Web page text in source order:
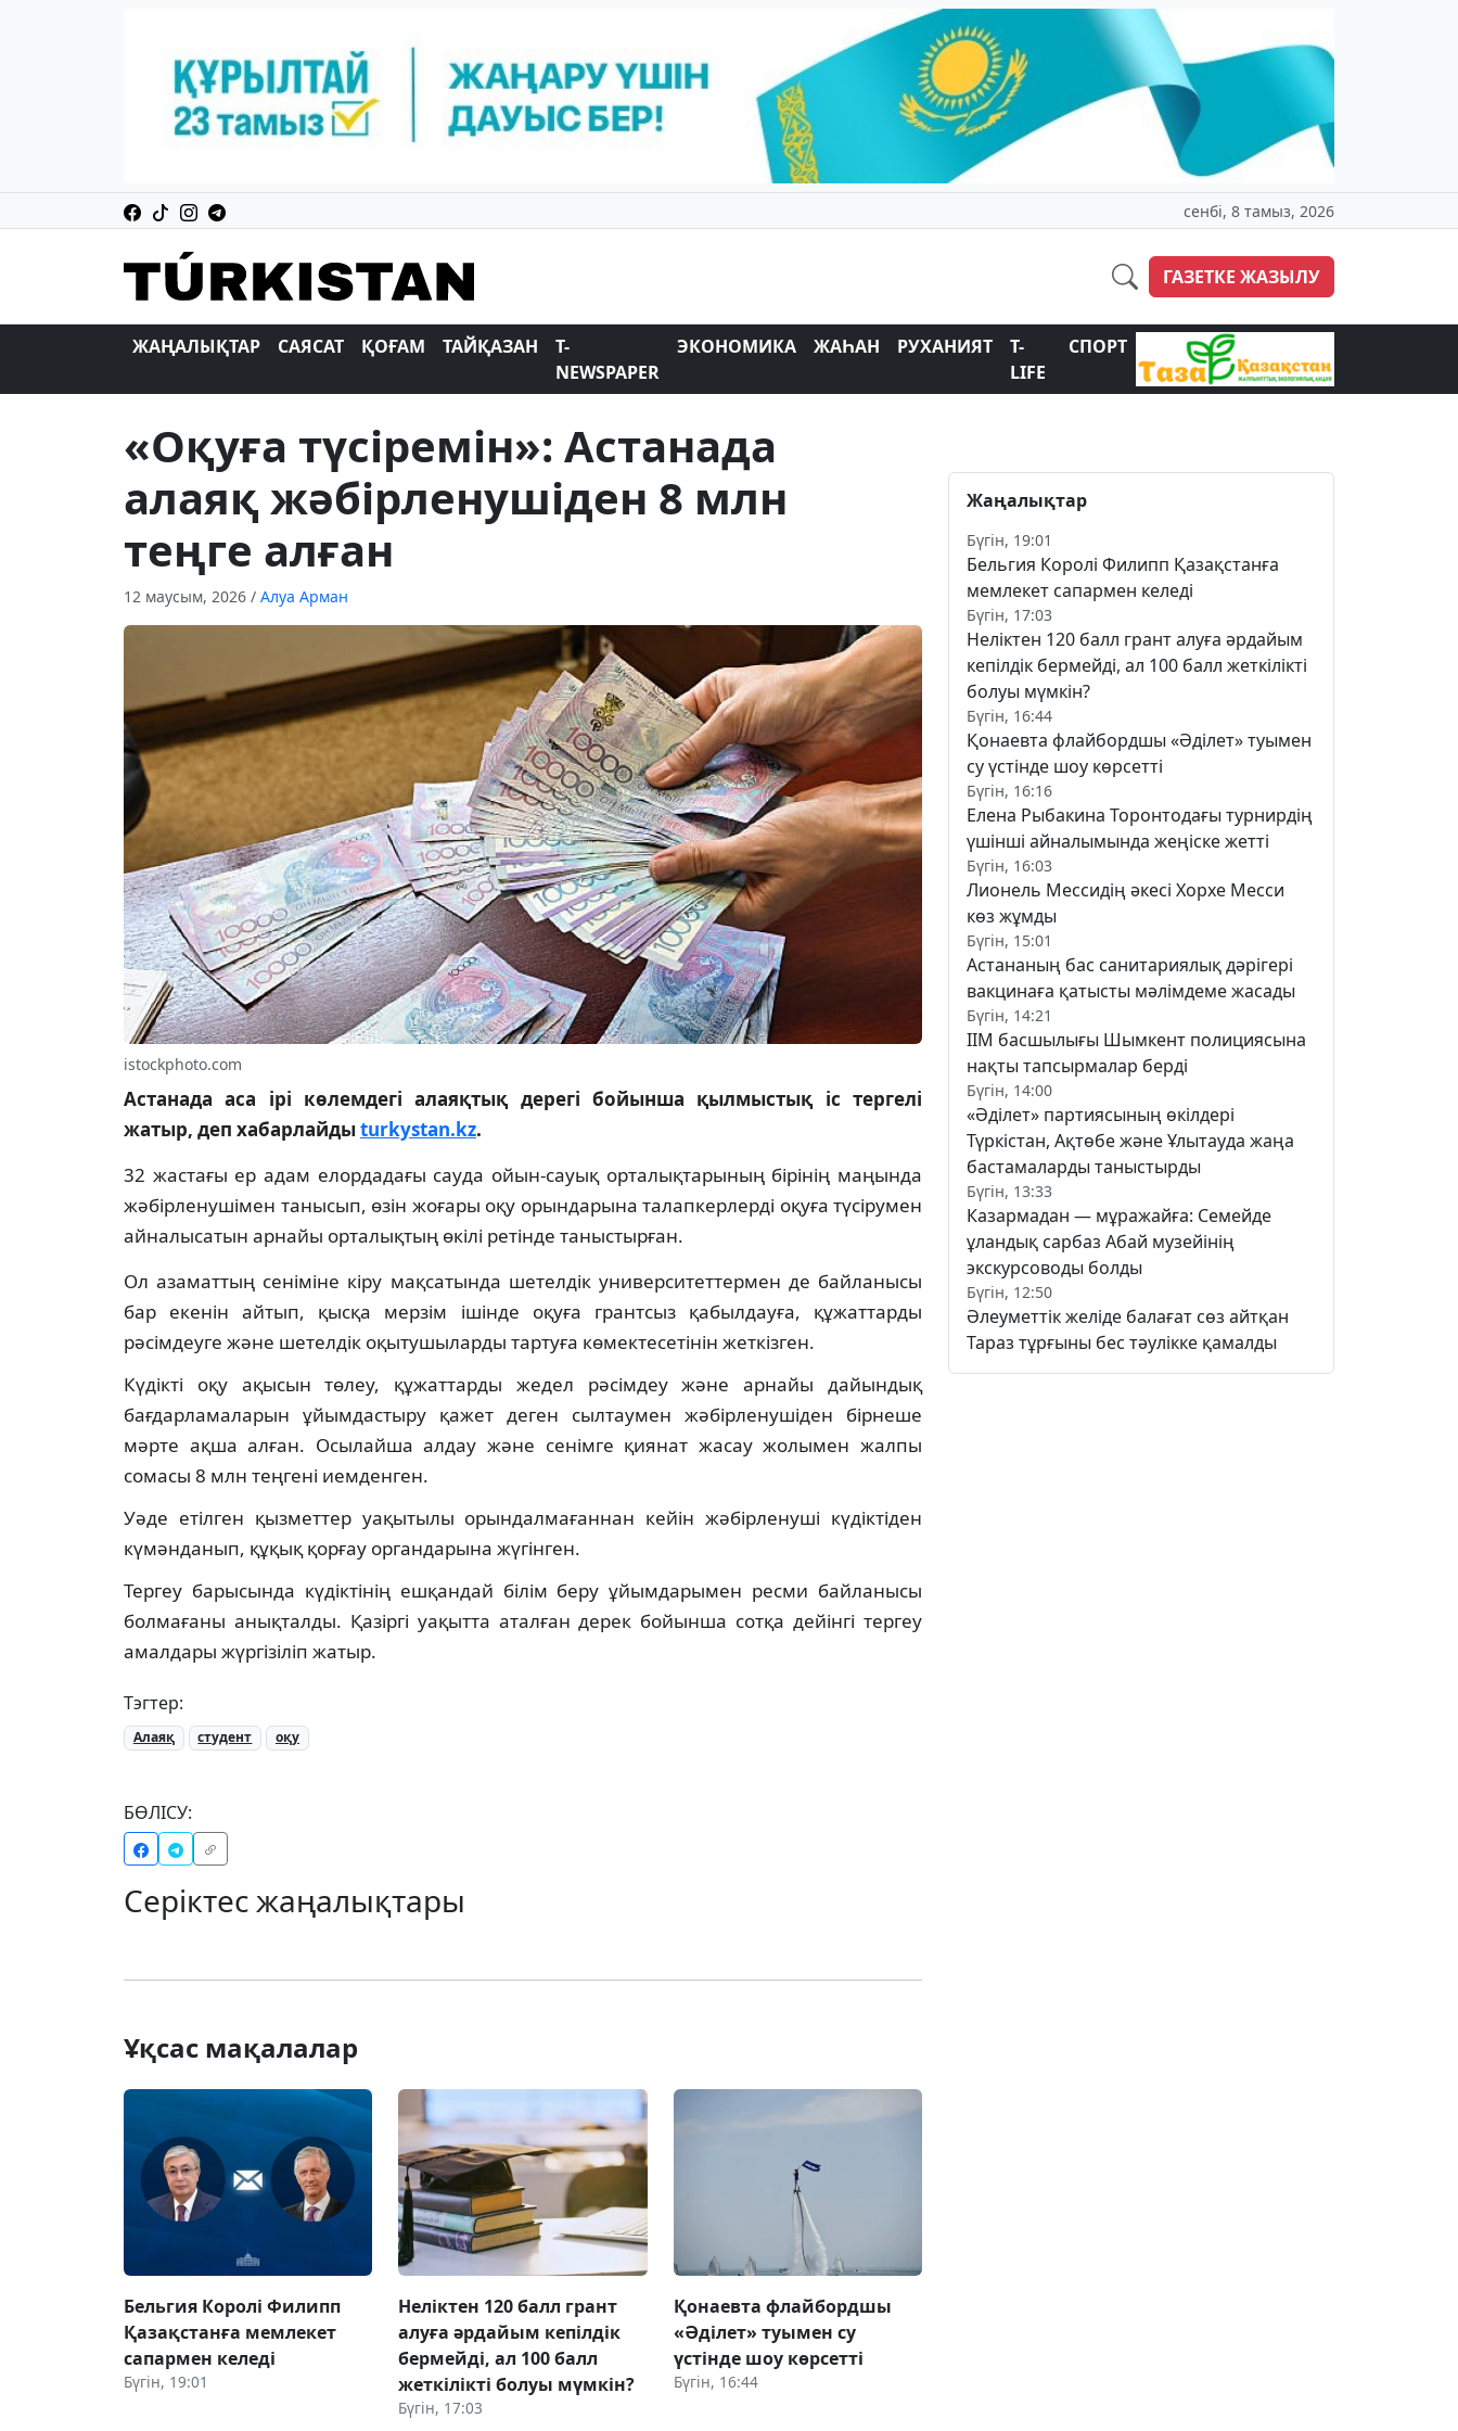
сенбі, 8 тамыз, 2026
ГАЗЕТКЕ ЖАЗЫЛУ
ЖАҢАЛЫҚТАР САЯСАТ ҚОҒАМ ТАЙҚАЗАН
T-
NEWSPAPER
ЭКОНОМИКА ЖАҺАН РУХАНИЯТ
T-
LIFE
СПОРТ
«Оқуға түсіремін»: Астанада
алаяқ жәбірленушіден 8 млн
теңге алған
12 маусым, 2026 / Алуа Арман
istockphoto.com
Астанада аса ірі көлемдегі алаяқтық дерегі бойынша қылмыстық іс тергелі
жатыр, деп хабарлайдыturkystan.kz.
32 жастағы ер адам елордадағы сауда ойын-сауық орталықтарының бірінің маңында
жәбірленушімен танысып, өзін жоғары оқу орындарына талапкерлерді оқуға түсірумен
айналысатын арнайы орталықтың өкілі ретінде таныстырған.
Ол азаматтың сеніміне кіру мақсатында шетелдік университеттермен де байланысы
бар екенін айтып, қысқа мерзім ішінде оқуға грантсыз қабылдауға, құжаттарды
рәсімдеуге және шетелдік оқытушыларды тартуға көмектесетінін жеткізген.
Күдікті оқу ақысын төлеу, құжаттарды жедел рәсімдеу және арнайы дайындық
бағдарламаларын ұйымдастыру қажет деген сылтаумен жәбірленушіден бірнеше
мәрте ақша алған. Осылайша алдау және сенімге қиянат жасау жолымен жалпы
сомасы 8 млн теңгені иемденген.
Уәде етілген қызметтер уақытылы орындалмағаннан кейін жәбірленуші күдіктіден
күмәнданып, құқық қорғау органдарына жүгінген.
Тергеу барысында күдіктінің ешқандай білім беру ұйымдарымен ресми байланысы
болмағаны анықталды. Қазіргі уақытта аталған дерек бойынша сотқа дейінгі тергеу
амалдары жүргізіліп жатыр.
Тэгтер:
Алаяқ студент оқу
БӨЛІСУ:
Серіктес жаңалықтары
Ұқсас мақалалар
Бельгия Королі Филипп
Қазақстанға мемлекет
сапармен келеді
Бүгін, 19:01
Неліктен 120 балл грант
алуға әрдайым кепілдік
бермейді, ал 100 балл
жеткілікті болуы мүмкін?
Бүгін, 17:03
Қонаевта флайбордшы
«Әділет» туымен су
үстінде шоу көрсетті
Бүгін, 16:44
Жаңалықтар
Бүгін, 19:01
Бельгия Королі Филипп Қазақстанға
мемлекет сапармен келеді
Бүгін, 17:03
Неліктен 120 балл грант алуға әрдайым
кепілдік бермейді, ал 100 балл жеткілікті
болуы мүмкін?
Бүгін, 16:44
Қонаевта флайбордшы «Әділет» туымен
су үстінде шоу көрсетті
Бүгін, 16:16
Елена Рыбакина Торонтодағы турнирдің
үшінші айналымында жеңіске жетті
Бүгін, 16:03
Лионель Мессидің әкесі Хорхе Месси
көз жұмды
Бүгін, 15:01
Астананың бас санитариялық дәрігері
вакцинаға қатысты мәлімдеме жасады
Бүгін, 14:21
ІІМ басшылығы Шымкент полициясына
нақты тапсырмалар берді
Бүгін, 14:00
«Әділет» партиясының өкілдері
Түркістан, Ақтөбе және Ұлытауда жаңа
бастамаларды таныстырды
Бүгін, 13:33
Казармадан — мұражайға: Семейде
ұландық сарбаз Абай музейінің
экскурсоводы болды
Бүгін, 12:50
Әлеуметтік желіде балағат сөз айтқан
Тараз тұрғыны бес тәулікке қамалды